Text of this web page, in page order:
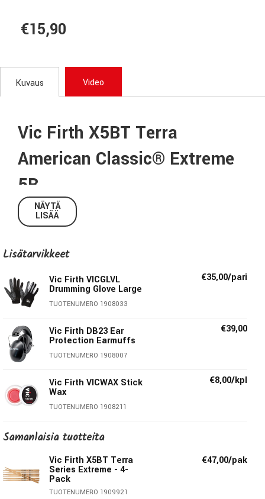
€15,90
Kuvaus Video
Vic Firth X5BT Terra
American Classic® Extreme
5B
Terra-sarjan rumpukapuloiden viimeistelyssä käytetään
patentoitua värjäysprosessia jolloin ainutlaatuiset, kauniit ja
kahta samannäköistä paria ole. Valmistettu
American Classic® sarjassa perinteet yhdistyvät Vic Firthin
laatuun. Classic-sarjan kapulat tehdään valikoidusta
tuottaen tarkan, täsmällisen soinnin. Hikkoripuu sietää
hyvin myös iskuja, joten kapulat kestävät käytössä. Nupin
tyviosan jyrkkä leikkaus tuottaa herkän vasteen
symbaaleihin.
Extreme 5B on perinteistä pidempi 5B-malli, jossa on
Tekniset tiedot:
Materiaali: Hikkori
Halkaisija:
.595” / 1,51cm
NÄYTÄ
LISÄÄ
Lisätarvikkeet
Vic Firth VICGLVL
Drumming Glove Large
TUOTENUMERO 1908033
€35,00/pari
Vic Firth DB23 Ear
Protection Earmuffs
TUOTENUMERO 1908007
€39,00
Vic Firth VICWAX Stick
Wax
TUOTENUMERO 1908211
€8,00/kpl
Samanlaisia ​​tuotteita
Vic Firth X5BT Terra
Series Extreme - 4-
Pack
TUOTENUMERO 1909921
€47,00/pak